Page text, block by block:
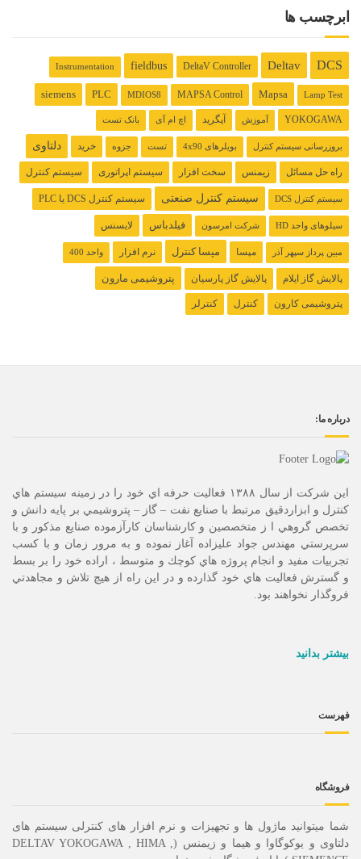
ابرچسب ها
DCS
Deltav
DeltaV Controller
fieldbus
Instrumentation
Lamp Test
Mapsa
MAPSA Control
MDIOS8
PLC
siemens
YOKOGAWA آموزش آپگرید اچ ام آی بانک تست
بروزرسانی سیستم کنترل بویلرهای 4x90 تست جزوه خرید دلتاوی
راه حل مسائل زیمنس سخت افزار سیستم اپراتوری سیستم کنترل
سیستم کنترل DCS سیستم کنترل صنعتی سیستم کنترل ‌DCS یا PLC
سیلوهای واحد HD شرکت امرسون فیلدباس لایسنس
مبین پرداز سپهر آذر مپسا مپسا کنترل نرم افزار واحد 400
پالایش گاز ایلام پالایش گاز پارسیان پتروشیمی مارون
پتروشیمی کارون کنترل کنترلر
درباره ما:
این شرکت از سال ۱۳۸۸ فعاليت حرفه اي خود را در زمينه سيستم هاي
كنترل و ابزاردقيق مرتبط با صنايع نفت – گاز – پتروشيمي بر پايه دانش و
تخصص گروهي ا ز متخصصين و كارشناسان كارآزموده صنايع مذكور و با
سرپرستي مهندس جواد عليزاده آغاز نموده و به مرور زمان و با كسب
تجربيات مفيد و انجام پروژه هاي كوچك و متوسط ، اراده خود را بر بسط
و گسترش فعاليت هاي خود گذارده و در اين راه از هيچ تلاش و مجاهدتي
فروگذار نخواهند بود.
بیشتر بدانید
فهرست
فروشگاه
شما میتوانید ماژول ها و تجهیزات و نرم افزار های کنترلی سیستم های
دلتاوی و یوکوگاوا و هیما و زیمنس (DELTAV YOKOGAWA , HIMA ,